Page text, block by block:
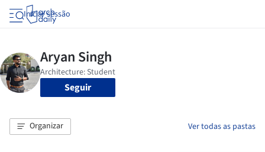
Iniciar sessão
Seguir
Organizar Ver todas as pastas